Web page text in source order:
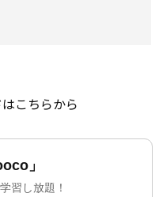
こちらから